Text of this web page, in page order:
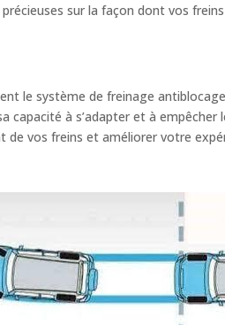
sur la façon dont vos
le système de freinage
à s’adapter et à
vos freins et améliorer votre